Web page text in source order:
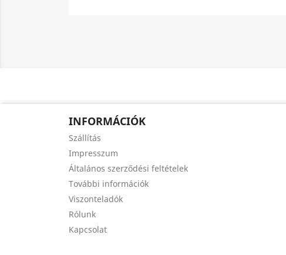
INFORMÁCIÓK
Szállítás
Impresszum
Általános szerződési feltételek
További információk
Viszonteladók
Rólunk
Kapcsolat